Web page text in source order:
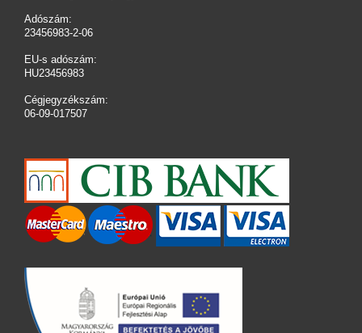
Adószám:
23456983-2-06
EU-s adószám:
HU23456983
Cégjegyzékszám:
06-09-017507